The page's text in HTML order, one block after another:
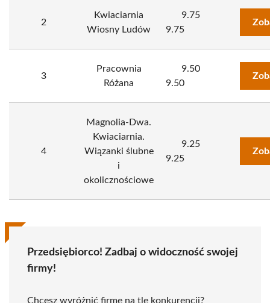
2
Kwiaciarnia
Wiosny Ludów
9.75
9.75
3
Pracownia
Różana
9.50
9.50
4
Magnolia-Dwa.
Kwiaciarnia.
Wiązanki ślubne
i
okolicznościowe
9.25
9.25
Przedsiębiorco! Zadbaj o widoczność swojej
firmy!
Chcesz wyróżnić firmę na tle konkurencji?